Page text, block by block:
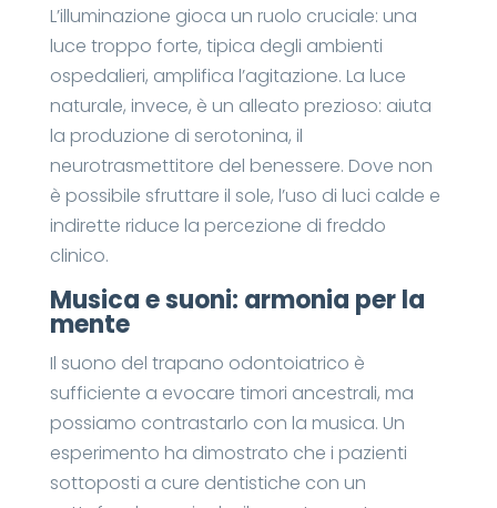
L’illuminazione gioca un ruolo cruciale: una
luce troppo forte, tipica degli ambienti
ospedalieri, amplifica l’agitazione. La luce
naturale, invece, è un alleato prezioso: aiuta
la produzione di serotonina, il
neurotrasmettitore del benessere. Dove non
è possibile sfruttare il sole, l’uso di luci calde e
indirette riduce la percezione di freddo
clinico.
Musica e suoni: armonia per la
mente
Il suono del trapano odontoiatrico è
sufficiente a evocare timori ancestrali, ma
possiamo contrastarlo con la musica. Un
esperimento ha dimostrato che i pazienti
sottoposti a cure dentistiche con un